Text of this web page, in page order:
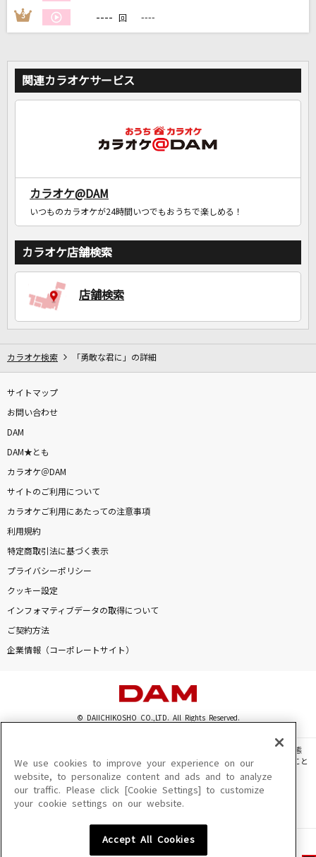
3 ---- 回 ----
関連カラオケサービス
カラオケ@DAM
いつものカラオケが24時間いつでもおうちで楽しめる！
カラオケ店舗検索
店舗検索
カラオケ検索 「勇敢な君に」の詳細
サイトマップ
お問い合わせ
DAM
DAM★とも
カラオケ＠DAM
サイトのご利用について
カラオケご利用にあたっての注意事項
利用規約
特定商取引法に基づく表示
プライバシーポリシー
クッキー設定
インフォマティブデータの取得について
ご契約方法
企業情報（コーポレートサイト）
© DAIICHIKOSHO CO.,LTD. All Rights Reserved.
このサイトに掲載されている一切の文章・画像・写真・動画・音声等を、手段や形態
を問わず、著作権法の定める範囲を超えて無断で複製、転載、ファイル化などすること
を禁じます。
楽曲及びコンテンツは、機種によりご利用いただけない場合があります。
楽曲及びコンテンツの配信日、配信内容が変更になる場合があります。
We use cookies to improve your experience on our
website, to personalize content and ads and to analyze
our traffic. Please click [Cookie Settings] to customize
your cookie settings on our website.
Accept All Cookies